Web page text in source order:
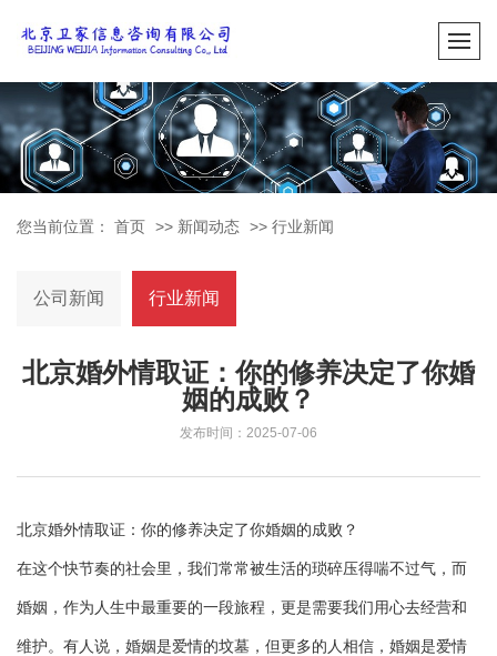
您当前位置： 首页 >> 新闻动态 >> 行业新闻
公司新闻 行业新闻
北京婚外情取证：你的修养决定了你婚
姻的成败？
发布时间：2025-07-06
北京婚外情取证：你的修养决定了你婚姻的成败？
在这个快节奏的社会里，我们常常被生活的琐碎压得喘不过气，而
婚姻，作为人生中最重要的一段旅程，更是需要我们用心去经营和
维护。有人说，婚姻是爱情的坟墓，但更多的人相信，婚姻是爱情